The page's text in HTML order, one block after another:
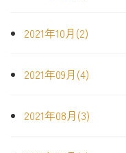
2021年10月(2)
2021年09月(4)
2021年08月(3)